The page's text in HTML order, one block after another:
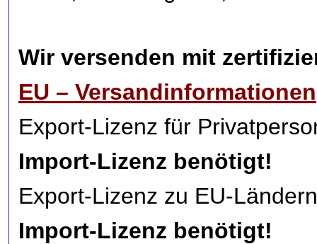
Wir versenden mit
EU – Versandinformationen
Export-Lizenz für
Import-Lizenz benötigt!
Export-Lizenz zu EU-
Import-Lizenz benötigt!